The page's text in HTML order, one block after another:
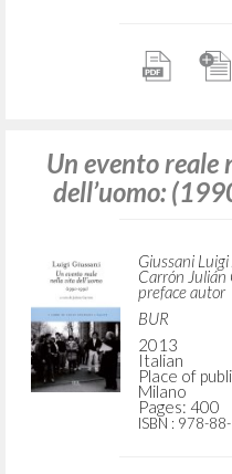
Un evento reale
dell’uomo:
Giussani
Carrón
preface autor
BUR
2013
Italian
Place of
Milano
Pages: 400
ISBN : 978-